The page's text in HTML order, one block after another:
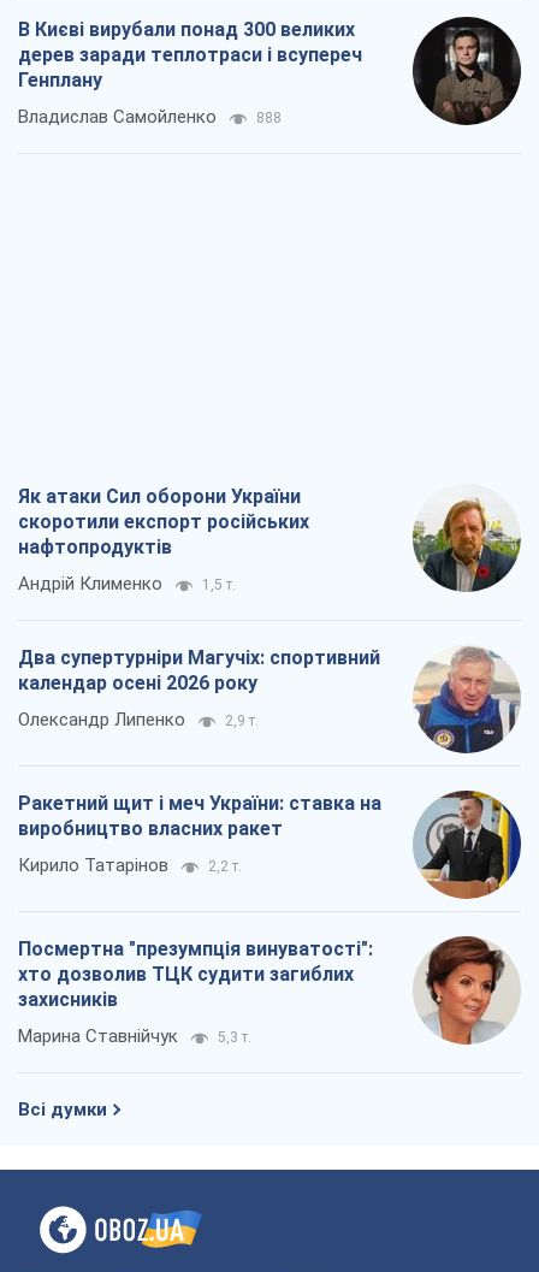
В Києві вирубали понад 300 великих
дерев заради теплотраси і всупереч
Генплану
Владислав Самойленко 888
Як атаки Сил оборони України
скоротили експорт російських
нафтопродуктів
Андрій Клименко 1,5 т.
Два супертурніри Магучіх: спортивний
календар осені 2026 року
Олександр Липенко 2,9 т.
Ракетний щит і меч України: ставка на
виробництво власних ракет
Кирило Татарінов 2,2 т.
Посмертна "презумпція винуватості":
хто дозволив ТЦК судити загиблих
захисників
Марина Ставнійчук 5,3 т.
Всі думки